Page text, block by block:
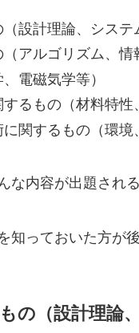
設計理論、システ
アルゴリズム、情
電磁気学等）
るもの（材料特性
関するもの（環境
な内容が出題され
知っておいた方が
の（設計理論